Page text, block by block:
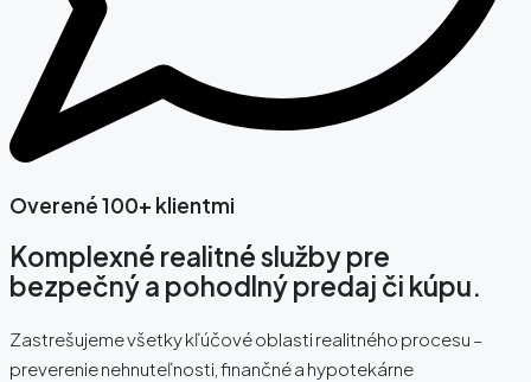
Overené 100+ klientmi
Komplexné realitné služby pre
bezpečný a pohodlný predaj či kúpu.
Zastrešujeme všetky kľúčové oblasti realitného procesu –
preverenie nehnuteľnosti, finančné a hypotekárne